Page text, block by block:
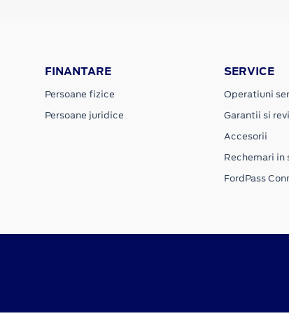
FINANTARE
Persoane fizice
Persoane juridice
SERVICE
Operatiuni
Garantii si
Accesorii
Rechemari in
FordPass